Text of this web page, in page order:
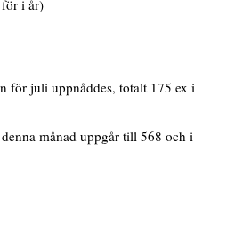
i år)
för juli uppnåddes, totalt 175 ex i
månad uppgår till 568 och i